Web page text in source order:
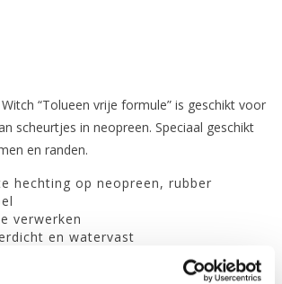
“Tolueen vrije formule” is geschikt voor
scheurtjes in neopreen. Speciaal geschikt
en randen.
hechting op neopreen, rubber
verwerken
en watervast